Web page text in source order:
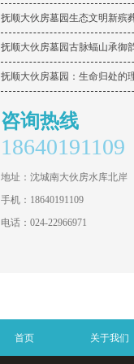
抚顺大伙房墓园：生命归处的
咨询热线
18640191109
地址：沈城南大伙房水库北岸
手机：18640191109
电话：024-22966971
首页 关于我们